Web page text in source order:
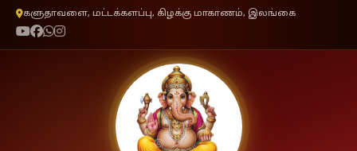
களுதாவளை, மட்டக்களப்பு, கிழக்கு மாகாணம், இலங்கை